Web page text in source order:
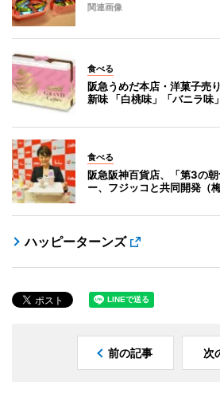
関連画像
食べる
阪急うめだ本店・洋菓子売
新味 「白桃味」「バニラ味
食べる
阪急阪神百貨店、「第3の
ー、フジッコと共同開発（
ハッピーターンズ
前の記事 次